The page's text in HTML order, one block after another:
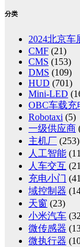
分类
2024北京车
CMF (21)
CMS (153)
DMS (109)
HUD (701)
Mini-LED
OBC车载充
Robotaxi (5)
一级供应商
主机厂 (253)
人工智能
人车交互
充电小门
域控制器
天窗 (23)
小米汽车
微传感器
微执行器